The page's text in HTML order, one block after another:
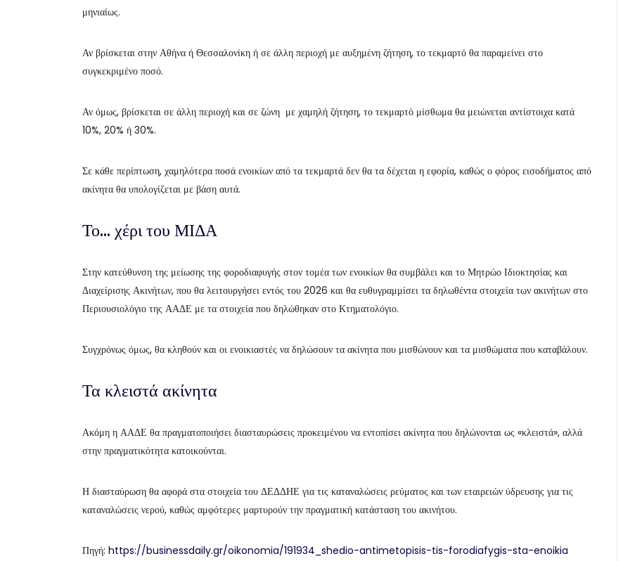
μηνιαίως.
Αν βρίσκεται στην Αθήνα ή Θεσσαλονίκη ή σε άλλη περιοχή με αυξημένη ζήτηση, το τεκμαρτό θα παραμείνει στο
συγκεκριμένο ποσό.
Αν όμως, βρίσκεται σε άλλη περιοχή και σε ζώνη με χαμηλή ζήτηση, το τεκμαρτό μίσθωμα θα μειώνεται αντίστοιχα κατά
10%, 20% ή 30%.
Σε κάθε περίπτωση, χαμηλότερα ποσά ενοικίων από τα τεκμαρτά δεν θα τα δέχεται η εφορία, καθώς ο φόρος εισοδήματος από
ακίνητα θα υπολογίζεται με βάση αυτά.
Το… χέρι του ΜΙΔΑ
Στην κατεύθυνση της μείωσης της φοροδιαφυγής στον τομέα των ενοικίων θα συμβάλει και το Μητρώο Ιδιοκτησίας και
Διαχείρισης Ακινήτων, που θα λειτουργήσει εντός του 2026 και θα ευθυγραμμίσει τα δηλωθέντα στοιχεία των ακινήτων στο
Περιουσιολόγιο της ΑΑΔΕ με τα στοιχεία που δηλώθηκαν στο Κτηματολόγιο.
Συγχρόνως όμως, θα κληθούν και οι ενοικιαστές να δηλώσουν τα ακίνητα που μισθώνουν και τα μισθώματα που καταβάλουν.
Τα κλειστά ακίνητα
Ακόμη η ΑΑΔΕ θα πραγματοποιήσει διασταυρώσεις προκειμένου να εντοπίσει ακίνητα που δηλώνονται ως «κλειστά», αλλά
στην πραγματικότητα κατοικούνται.
Η διασταύρωση θα αφορά στα στοιχεία του ΔΕΔΔΗΕ για τις καταναλώσεις ρεύματος και των εταιρειών ύδρευσης για τις
καταναλώσεις νερού, καθώς αμφότερες μαρτυρούν την πραγματική κατάσταση του ακινήτου.
Πηγή: https://businessdaily.gr/oikonomia/191934_shedio-antimetopisis-tis-forodiafygis-sta-enoikia